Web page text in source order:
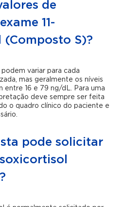
de
11-
(Composto S)?
variar para cada
mas geralmente os níveis
entre 16 e 79 ng/dL. Para uma
deve sempre ser feita
o quadro clínico do paciente e
pode solicitar